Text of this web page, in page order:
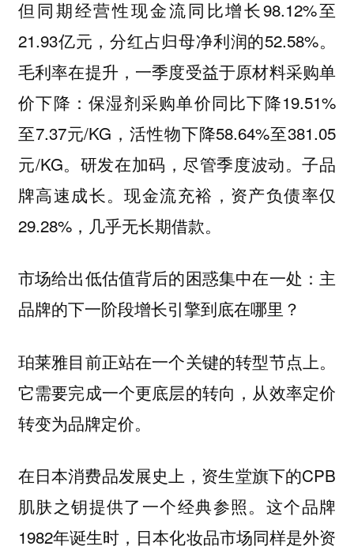
但同期经营性现金流同比增长98.12%至
21.93亿元，分红占归母净利润的52.58%。
毛利率在提升，一季度受益于原材料采购单
价下降：保湿剂采购单价同比下降19.51%
至7.37元/KG，活性物下降58.64%至381.05
元/KG。研发在加码，尽管季度波动。子品
牌高速成长。现金流充裕，资产负债率仅
29.28%，几乎无长期借款。
市场给出低估值背后的困惑集中在一处：主
品牌的下一阶段增长引擎到底在哪里？
珀莱雅目前正站在一个关键的转型节点上。
它需要完成一个更底层的转向，从效率定价
转变为品牌定价。
在日本消费品发展史上，资生堂旗下的CPB
肌肤之钥提供了一个经典参照。这个品牌
1982年诞生时，日本化妆品市场同样是外资